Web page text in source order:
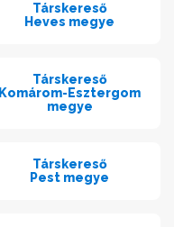
Társkereső
Heves megye
Társkereső
Komárom-Esztergom
megye
Társkereső
Pest megye